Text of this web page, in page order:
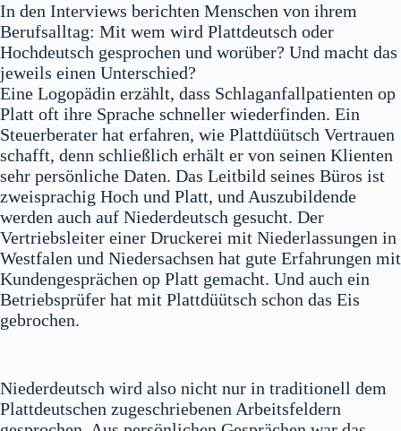
In den Interviews berichten Menschen von ihrem
Berufsalltag: Mit wem wird Plattdeutsch oder
Hochdeutsch gesprochen und worüber? Und macht das
jeweils einen Unterschied?
Eine Logopädin erzählt, dass Schlaganfallpatienten op
Platt oft ihre Sprache schneller wiederfinden. Ein
Steuerberater hat erfahren, wie Plattdüütsch Vertrauen
schafft, denn schließlich erhält er von seinen Klienten
sehr persönliche Daten. Das Leitbild seines Büros ist
zweisprachig Hoch und Platt, und Auszubildende
werden auch auf Niederdeutsch gesucht. Der
Vertriebsleiter einer Druckerei mit Niederlassungen in
Westfalen und Niedersachsen hat gute Erfahrungen mit
Kundengesprächen op Platt gemacht. Und auch ein
Betriebsprüfer hat mit Plattdüütsch schon das Eis
gebrochen.
Niederdeutsch wird also nicht nur in traditionell dem
Plattdeutschen zugeschriebenen Arbeitsfeldern